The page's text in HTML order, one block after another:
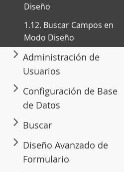
Diseño
1.12. Buscar Campos en
Modo Diseño
Administración de
Usuarios
Configuración de Base
de Datos
Buscar
Diseño Avanzado de
Formulario